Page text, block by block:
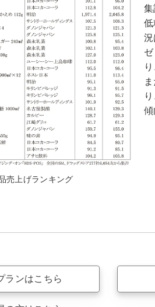
売上げランキング
傾
ランはこちら